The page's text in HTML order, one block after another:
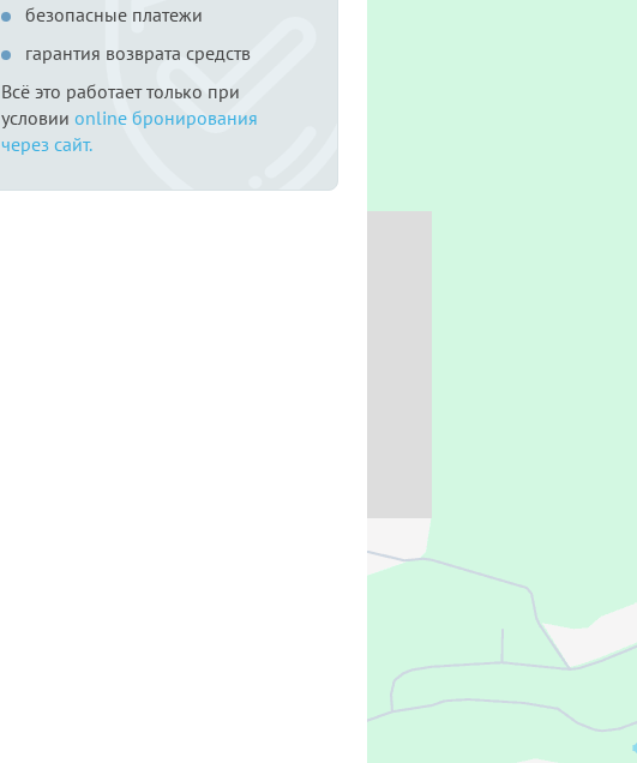
безопасные платежи
гарантия возврата средств
Всё это работает только при
условии online бронирования
через сайт.